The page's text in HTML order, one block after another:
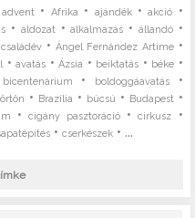
advent • Afrika • ajándék•akció •
• áldozat •alkalmazás • állandó•
•Ángel Fernández Artime•
•avatás •Ázsia • beiktatás • béke •
bicentenárium • boldoggáavatás•
• Brazília • búcsú • Budapest •
•cigány pasztoráció•cirkusz •
•cserkészek • ...